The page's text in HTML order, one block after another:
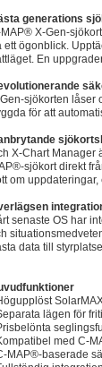
generations
X-Gen-
ett ögonblick.
En
sjökorten låser
för att
X-Chart Manager
sjökort direkt
om
senaste OS har
data till
lägen för
med C-
MAP®-baserade